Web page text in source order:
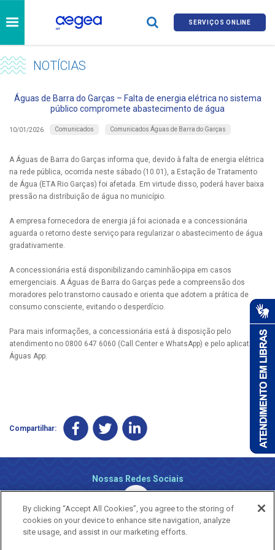
SERVIÇOS ONLINE
NOTÍCIAS
Águas de Barra do Garças – Falta de energia elétrica no sistema
público compromete abastecimento de água
10/01/2026 Comunicados Comunicados Águas de Barra do Garças
A Águas de Barra do Garças informa que, devido à falta de energia elétrica
na rede pública, ocorrida neste sábado (10.01), a Estação de Tratamento
de Água (ETA Rio Garças) foi afetada. Em virtude disso, poderá haver baixa
pressão na distribuição de água no município.
A empresa fornecedora de energia já foi acionada e a concessionária
aguarda o retorno deste serviço para regularizar o abastecimento de água
gradativamente.
A concessionária está disponibilizando caminhão-pipa em casos
emergenciais. A Águas de Barra do Garças pede a compreensão dos
moradores pelo transtorno causado e orienta que adotem a prática de
consumo consciente, evitando o desperdício.
Para mais informações, a concessionária está à disposição pelo
atendimento no 0800 647 6060 (Call Center e WhatsApp) e pelo aplicativo
Águas App.
Compartilhar:
Nossas Redes Sociais
By clicking “Accept All Cookies”, you agree to the storing of
cookies on your device to enhance site navigation, analyze
site usage, and assist in our marketing efforts.